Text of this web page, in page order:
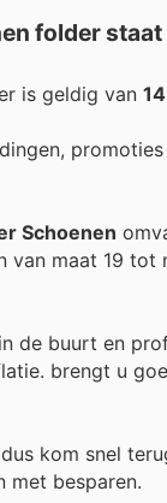
folder staat
is geldig van
Schoenen
maat 19
de buurt en
brengt u
kom snel
met besparen.